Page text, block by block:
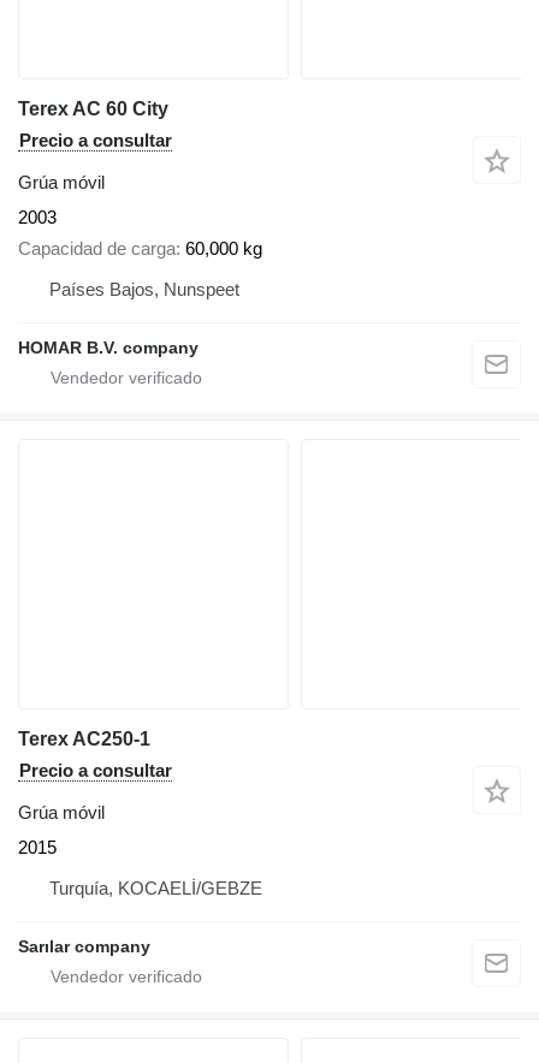
Terex AC 60 City
Precio a consultar
Grúa móvil
2003
Capacidad de carga 60,000 kg
Países Bajos, Nunspeet
HOMAR B.V. company
Terex AC250-1
Precio a consultar
Grúa móvil
2015
Turquía, KOCAELİ/GEBZE
Sarılar company